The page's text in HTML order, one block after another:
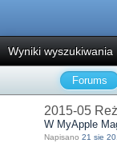
Wyniki wyszukiwania
Forums
2015-05
W MyApple
Napisano 21 sie